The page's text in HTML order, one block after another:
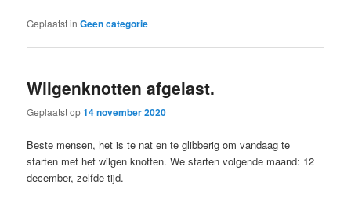
Geplaatst in Geen categorie
Wilgenknotten afgelast.
Geplaatst op14 november 2020
Beste mensen, het is te nat en te glibberig om vandaag te
starten met het wilgen knotten. We starten volgende maand: 12
december, zelfde tijd.